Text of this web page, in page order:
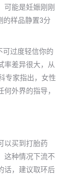
可能是妊娠刚刚
的样品静置3分
可过度轻信你的
率差异很大，从
专家指出，女性
外界的指导，
以买到打胎药
这种情况下流不
话，建议取环后